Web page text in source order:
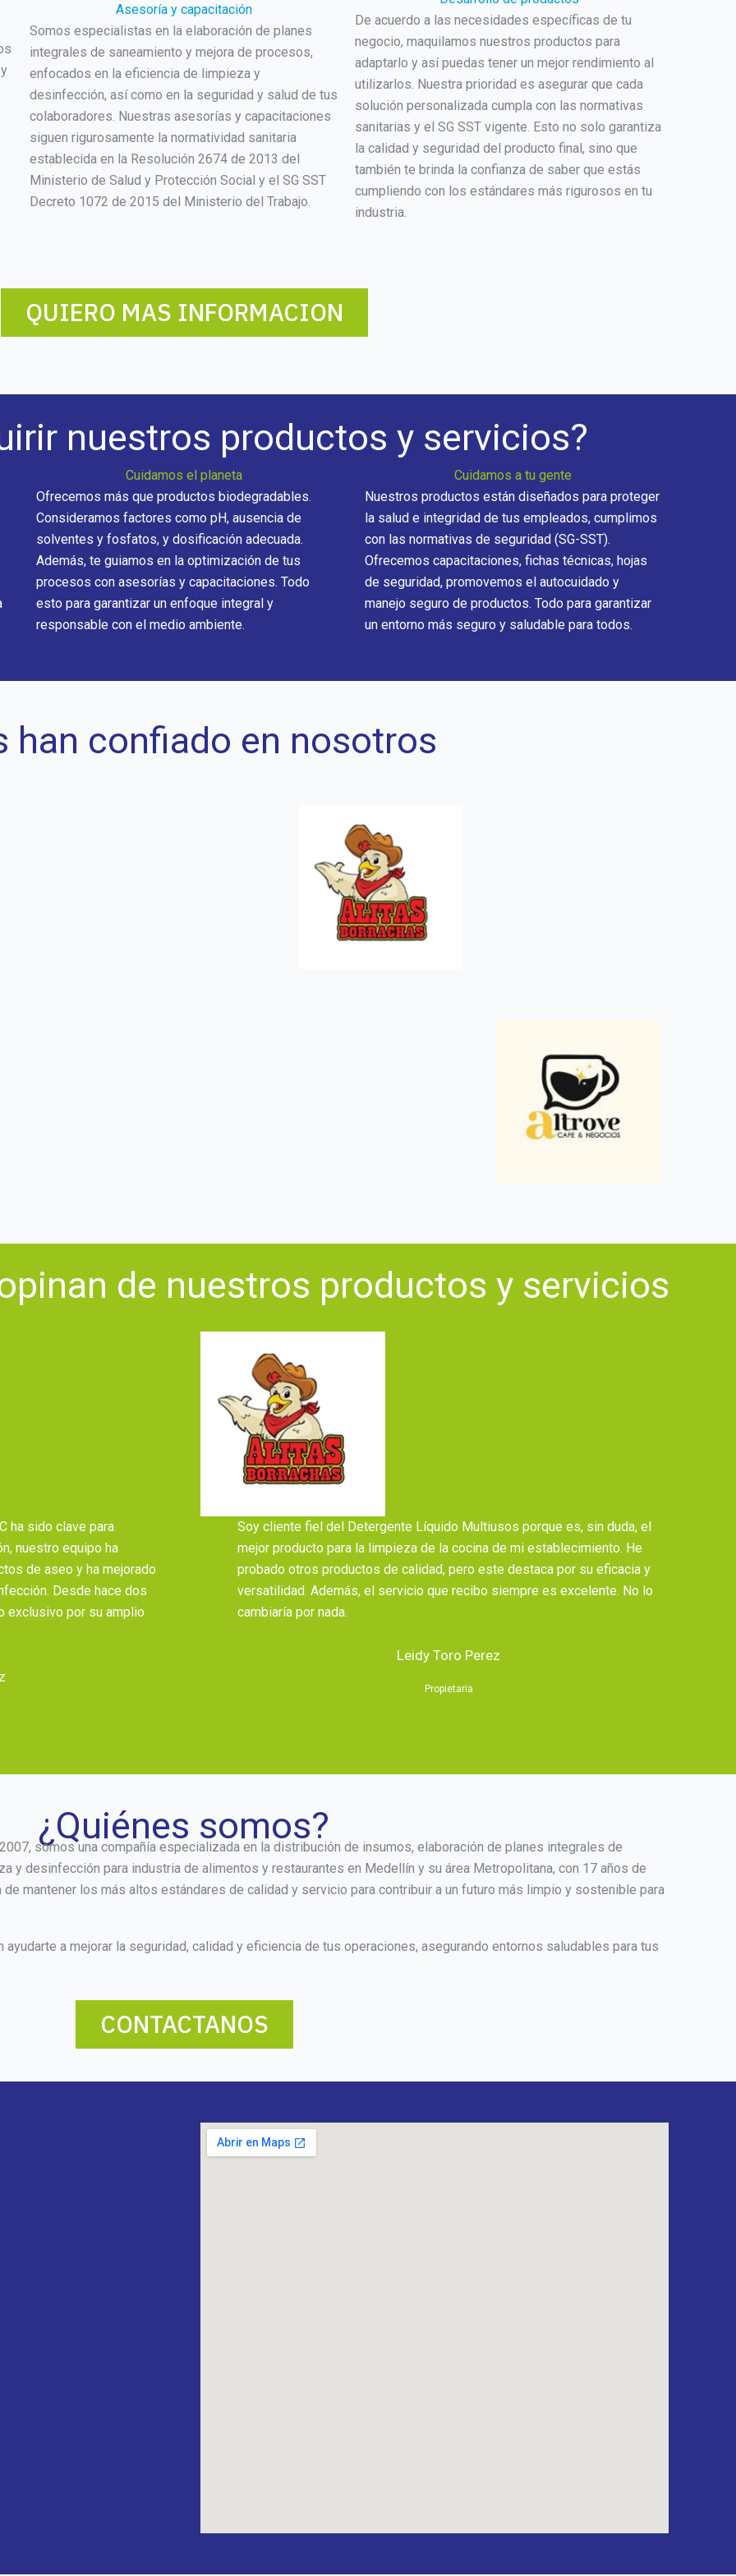
Asesoría y capacitación
Somos especialistas en la elaboración de planes
integrales de saneamiento y mejora de procesos,
enfocados en la eficiencia de limpieza y
desinfección, así como en la seguridad y salud de tus
colaboradores. Nuestras asesorías y capacitaciones
siguen rigurosamente la normatividad sanitaria
establecida en la Resolución 2674 de 2013 del
Ministerio de Salud y Protección Social y el SG SST
Decreto 1072 de 2015 del Ministerio del Trabajo.
De acuerdo a las necesidades específicas de tu
negocio, maquilamos nuestros productos para
adaptarlo y así puedas tener un mejor rendimiento al
utilizarlos. Nuestra prioridad es asegurar que cada
solución personalizada cumpla con las normativas
sanitarias y el SG SST vigente. Esto no solo garantiza
la calidad y seguridad del producto final, sino que
también te brinda la confianza de saber que estás
cumpliendo con los estándares más rigurosos en tu
industria.
QUIERO MAS INFORMACION
nuestros productos y servicios?
Cuidamos el planeta
Ofrecemos más que productos biodegradables.
Consideramos factores como pH, ausencia de
solventes y fosfatos, y dosificación adecuada.
Además, te guiamos en la optimización de tus
procesos con asesorías y capacitaciones. Todo
esto para garantizar un enfoque integral y
responsable con el medio ambiente.
Cuidamos a tu gente
Nuestros productos están diseñados para proteger
la salud e integridad de tus empleados, cumplimos
con las normativas de seguridad (SG-SST).
Ofrecemos capacitaciones, fichas técnicas, hojas
de seguridad, promovemos el autocuidado y
manejo seguro de productos. Todo para garantizar
un entorno más seguro y saludable para todos.
han confiado en nosotros
de nuestros productos y servicios
ha sido clave para
nuestro equipo ha
de aseo y ha mejorado
Desde hace dos
exclusivo por su amplio
Soy cliente fiel del Detergente Líquido Multiusos porque es, sin duda, el
mejor producto para la limpieza de la cocina de mi establecimiento. He
probado otros productos de calidad, pero este destaca por su eficacia y
versatilidad. Además, el servicio que recibo siempre es excelente. No lo
cambiaría por nada.
Leidy Toro Perez
Propietaria
¿Quiénes somos?
somos una compañía especializada en la distribución de insumos, elaboración de planes integrales de
y desinfección para industria de alimentos y restaurantes en Medellín y su área Metropolitana, con 17 años de
mantener los más altos estándares de calidad y servicio para contribuir a un futuro más limpio y sostenible para
a mejorar la seguridad, calidad y eficiencia de tus operaciones, asegurando entornos saludables para tus
CONTACTANOS